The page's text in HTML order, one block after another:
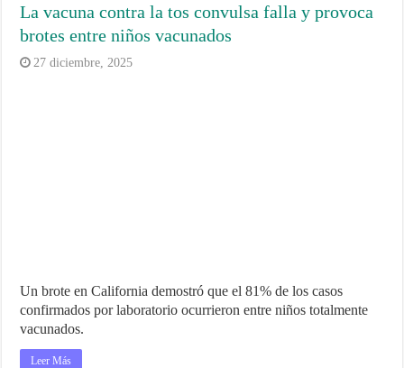
La vacuna contra la tos convulsa falla y provoca
brotes entre niños vacunados
27 diciembre, 2025
Un brote en California demostró que el 81% de los casos
confirmados por laboratorio ocurrieron entre niños totalmente
vacunados.
Leer Más